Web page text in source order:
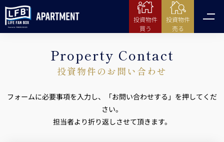
投資物件
買う
投資物件
売る
Property Contact
投資物件のお問い合わせ
フォームに必要事項を入力し、「お問い合わせする」を押してくだ
さい。
担当者より折り返しさせて頂きます。